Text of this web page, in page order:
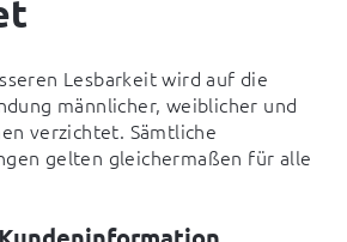
Lesbarkeit wird auf die
männlicher, weiblicher und
verzichtet. Sämtliche
gelten gleichermaßen für alle